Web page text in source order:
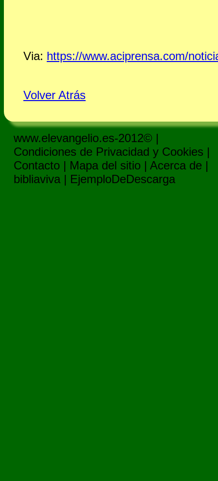
Via: https://www.aciprensa.com/
Volver Atrás
www.elevangelio.es-2012© |
Condiciones de Privacidad y Cookies |
Contacto | Mapa del sitio | Acerca de |
bibliaviva | EjemploDeDescarga